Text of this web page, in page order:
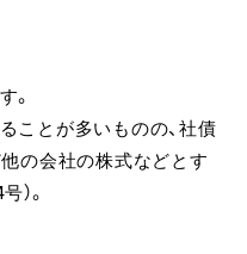
。
ことが多いものの、社債
の会社の株式などとす
）。